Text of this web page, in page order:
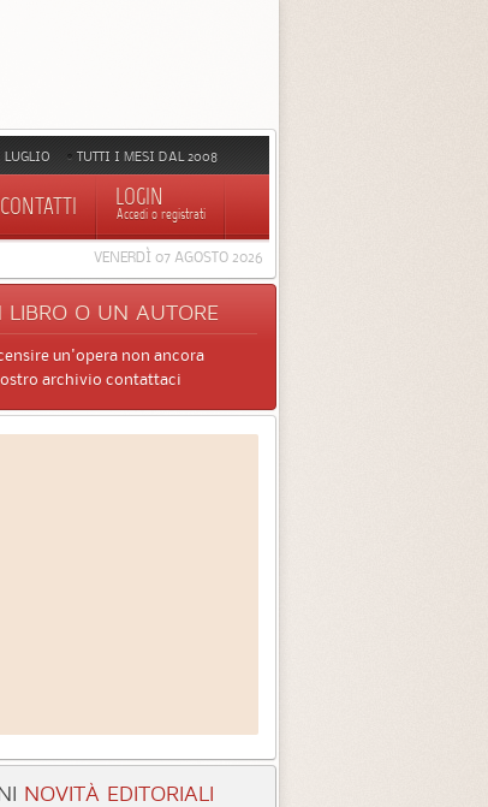
LUGLIO TUTTI I MESI DAL 2008
CONTATTI LOGIN
Accedi o registrati
VENERDÌ 07 AGOSTO 2026
LIBRO O UN AUTORE
un'opera non ancora
archivio contattaci
NOVITÀ EDITORIALI